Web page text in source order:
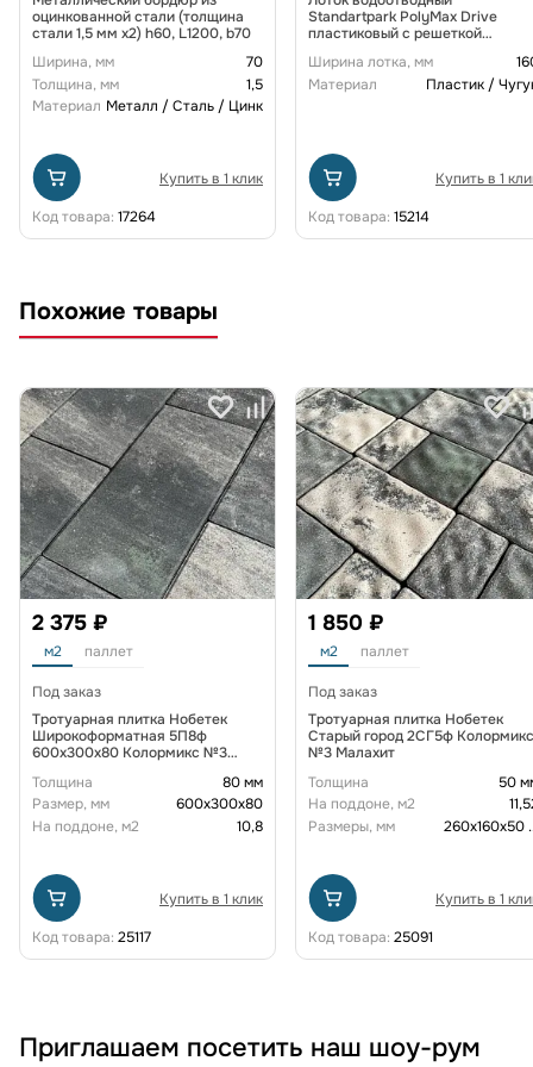
оцинкованной стали (толщина
стали 1,5 мм x2) h60, L1200, b70
Ширина, мм
70
Толщина, мм
1,5
Материал Металл / Сталь / Цинк
Купить в 1 клик
Код товара: 17264
Standartpark PolyMax Drive
пластиковый с решеткой
(комплект) 0805034-М
Ширина лотка, мм
Материал
Пластик /
Купить в 1
Код товара: 15214
Похожие товары
2 375 ₽
м2 паллет
Под заказ
Тротуарная плитка Нобетек
Широкоформатная 5П8ф
600x300x80 Колормикс №3
Толщина
80 мм
Размер, мм
600х300х80
На поддоне, м2
10,8
Купить в 1 клик
Код товара: 25117
1 850 ₽
м2 паллет
Под заказ
Тротуарная плитка Нобетек
Старый город 2СГ5ф Колормикс
№3 Малахит
Толщина
50
На поддоне, м2
Размеры, мм
260x160x50
Купить в 1
Код товара: 25091
Приглашаем посетить наш шоу-рум